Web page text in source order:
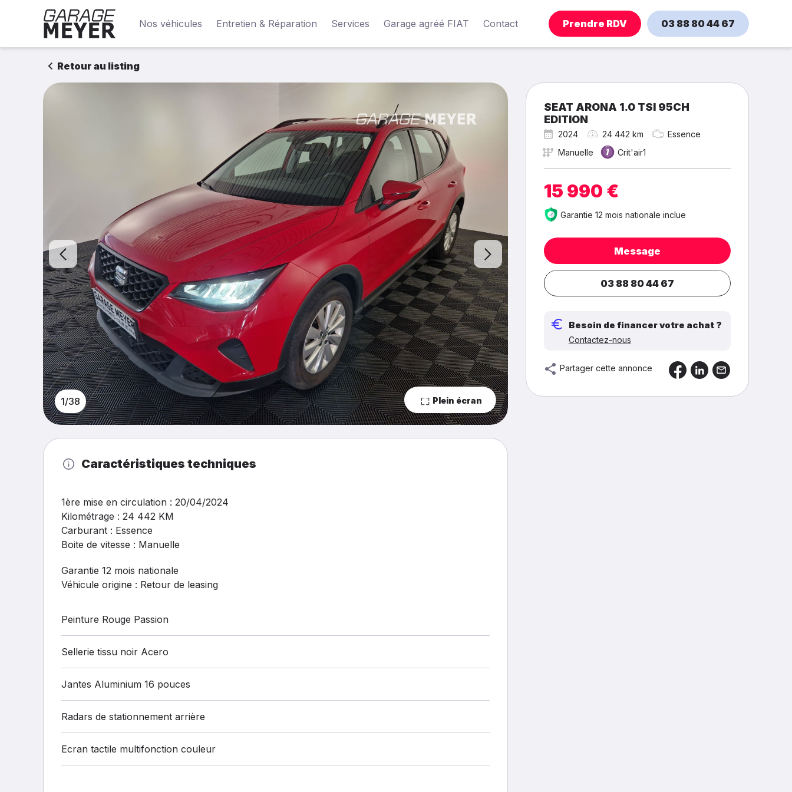
Nos véhicules Entretien & Réparation Services Garage agréé FIAT Contact Prendre RDV 03 88 80 44 67
Retour au listing
SEAT ARONA 1.0 TSI 95CH
EDITION
2024 24 442 km
Essence
Manuelle
Crit'air1
15 990 €
Garantie 12 mois nationale inclue
Message
03 88 80 44 67
Besoin de financer votre achat ?
Contactez-nous
Partager cette annonce
Plein écran
1/38
Caractéristiques techniques
1ère mise en circulation : 20/04/2024
Kilométrage : 24 442 KM
Carburant : Essence
Boite de vitesse : Manuelle
Garantie 12 mois nationale
Véhicule origine : Retour de leasing
Peinture Rouge Passion
Sellerie tissu noir Acero
Jantes Aluminium 16 pouces
Radars de stationnement arrière
Ecran tactile multifonction couleur